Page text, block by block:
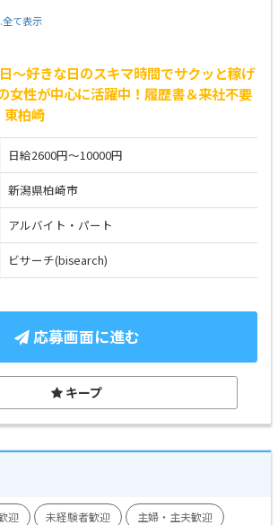
全て表示
～好きな日のスキマ時間でサクッと稼げ
性が中心に活躍中！履歴書＆来社不要
東柏崎
日給2600円～10000円
新潟県柏崎市
アルバイト・パート
ビサーチ(bisearch)
応募画面に進む
キープ
迎 未経験者歓迎
主婦・主夫歓迎